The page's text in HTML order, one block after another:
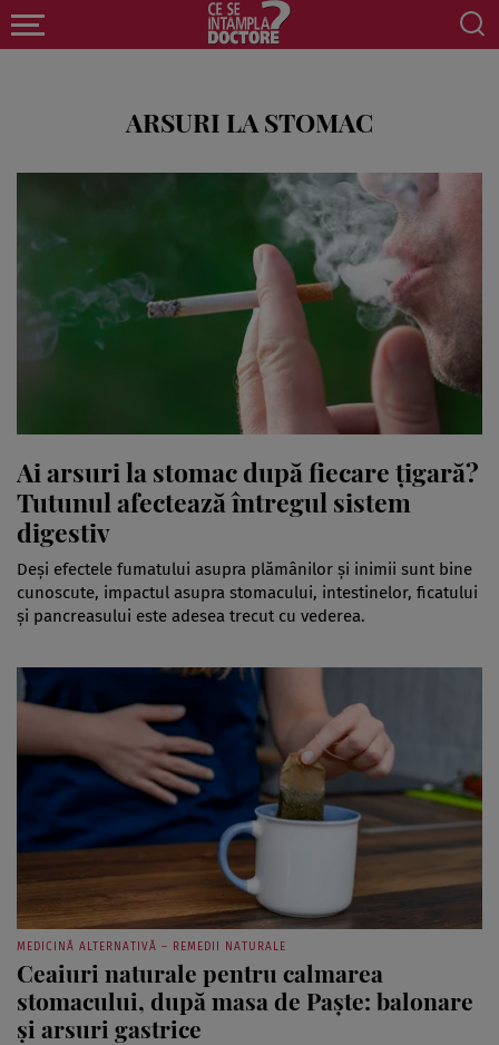
ARSURI LA STOMAC
Ai arsuri la stomac după fiecare țigară?
Tutunul afectează întregul sistem
digestiv
Deși efectele fumatului asupra plămânilor și inimii sunt bine
cunoscute, impactul asupra stomacului, intestinelor, ficatului
și pancreasului este adesea trecut cu vederea.
MEDICINĂ ALTERNATIVĂ – REMEDII NATURALE
Ceaiuri naturale pentru calmarea
stomacului, după masa de Paște: balonare
și arsuri gastrice